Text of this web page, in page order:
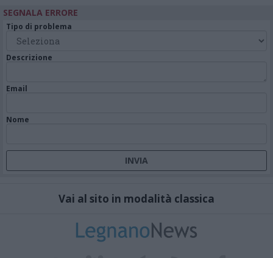
SEGNALA ERRORE
Tipo di problema
Descrizione
Email
Nome
Vai al sito in modalità classica